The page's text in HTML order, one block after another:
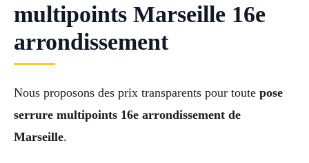
multipoints Marseille 16e
arrondissement
Nous proposons des prix transparents pour toute pose
serrure multipoints 16e arrondissement de
Marseille.